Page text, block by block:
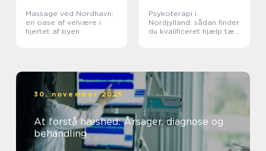
Massage ved Nordhavn:
en oase af velvære i
hjertet af byen
Psykoterapi i
Nordjylland: sådan finder
du kvalificeret hjælp tæt
30. november 2025
At forstå hæshed: Årsager, diagnose og
behandling